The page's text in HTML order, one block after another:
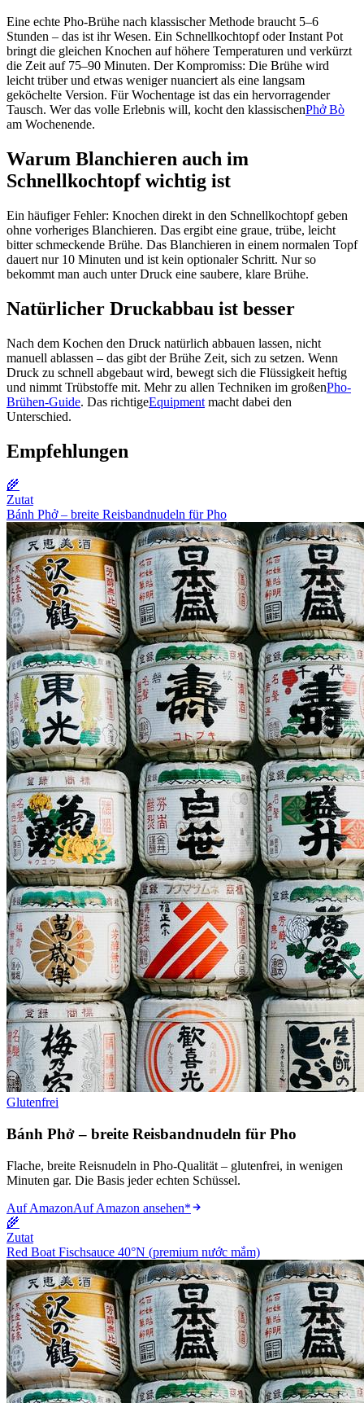
Eine echte Pho-Brühe nach klassischer Methode braucht 5–6
Stunden – das ist ihr Wesen. Ein Schnellkochtopf oder Instant Pot
bringt die gleichen Knochen auf höhere Temperaturen und verkürzt
die Zeit auf 75–90 Minuten. Der Kompromiss: Die Brühe wird
leicht trüber und etwas weniger nuanciert als eine langsam
geköchelte Version. Für Wochentage ist das ein hervorragender
Tausch. Wer das volle Erlebnis will, kocht den klassischenPhở Bò
am Wochenende.
Warum Blanchieren auch im
Schnellkochtopf wichtig ist
Ein häufiger Fehler: Knochen direkt in den Schnellkochtopf geben
ohne vorheriges Blanchieren. Das ergibt eine graue, trübe, leicht
bitter schmeckende Brühe. Das Blanchieren in einem normalen Topf
dauert nur 10 Minuten und ist kein optionaler Schritt. Nur so
bekommt man auch unter Druck eine saubere, klare Brühe.
Natürlicher Druckabbau ist besser
Nach dem Kochen den Druck natürlich abbauen lassen, nicht
manuell ablassen – das gibt der Brühe Zeit, sich zu setzen. Wenn
Druck zu schnell abgebaut wird, bewegt sich die Flüssigkeit heftig
und nimmt Trübstoffe mit. Mehr zu allen Techniken im großenPho-
Brühen-Guide. Das richtigeEquipment macht dabei den
Unterschied.
Empfehlungen
🌾
Zutat
Bánh Phở – breite Reisbandnudeln für Pho
Glutenfrei
Bánh Phở – breite Reisbandnudeln für Pho
Flache, breite Reisnudeln in Pho-Qualität – glutenfrei, in wenigen
Minuten gar. Die Basis jeder echten Schüssel.
Auf AmazonAuf Amazon ansehen*
🌾
Zutat
Red Boat Fischsauce 40°N (premium nước mắm)